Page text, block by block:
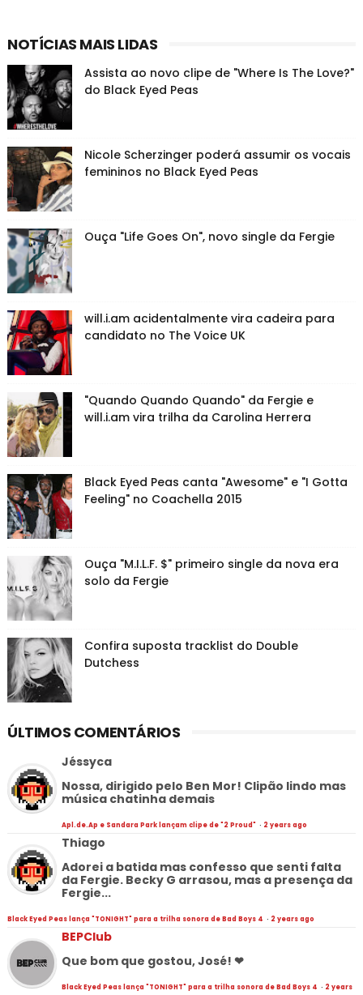
NOTÍCIAS MAIS LIDAS
Assista ao novo clipe de "Where Is The Love?"
do Black Eyed Peas
Nicole Scherzinger poderá assumir os vocais
femininos no Black Eyed Peas
Ouça "Life Goes On", novo single da Fergie
will.i.am acidentalmente vira cadeira para
candidato no The Voice UK
"Quando Quando Quando" da Fergie e
will.i.am vira trilha da Carolina Herrera
Black Eyed Peas canta "Awesome" e "I Gotta
Feeling" no Coachella 2015
Ouça "M.I.L.F. $" primeiro single da nova era
solo da Fergie
Confira suposta tracklist do Double
Dutchess
ÚLTIMOS COMENTÁRIOS
Jéssyca
Nossa, dirigido pelo Ben Mor! Clipão lindo mas
música chatinha demais
Apl.de.Ap e Sandara Park lançam clipe de "2 Proud" · 2 years ago
Thiago
Adorei a batida mas confesso que senti falta
da Fergie. Becky G arrasou, mas a presença da
Fergie...
Black Eyed Peas lança "TONIGHT" para a trilha sonora de Bad Boys 4 · 2 years ago
BEPClub
Que bom que gostou, José! ❤
Black Eyed Peas lança "TONIGHT" para a trilha sonora de Bad Boys 4 · 2 years